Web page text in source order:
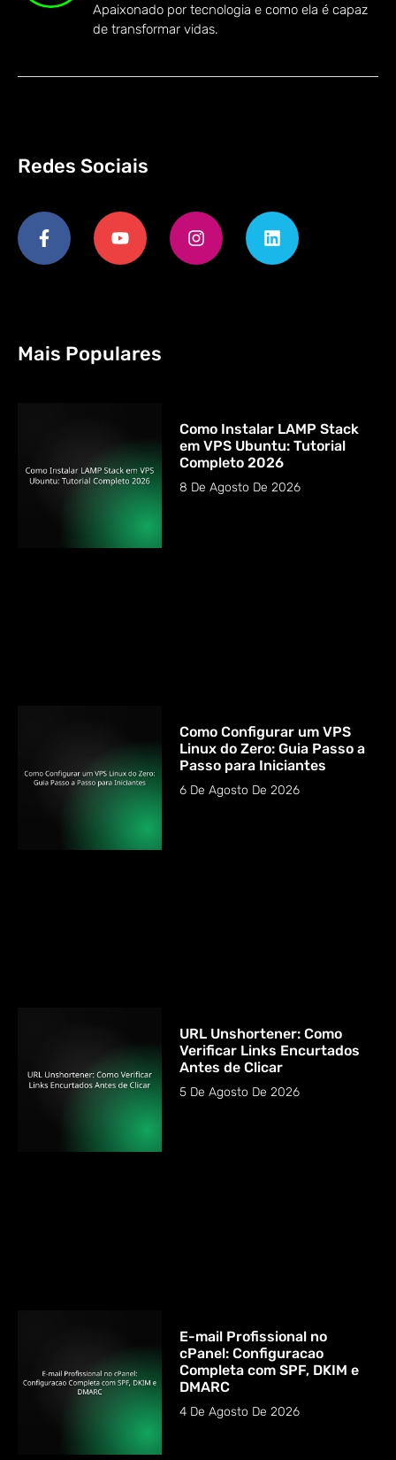
Apaixonado por tecnologia e como ela é capaz
de transformar vidas.
Redes Sociais
Mais Populares
Como Instalar LAMP Stack
em VPS Ubuntu: Tutorial
Completo 2026
8 De Agosto De 2026
Como Configurar um VPS
Linux do Zero: Guia Passo a
Passo para Iniciantes
6 De Agosto De 2026
URL Unshortener: Como
Verificar Links Encurtados
Antes de Clicar
5 De Agosto De 2026
E-mail Profissional no
cPanel: Configuracao
Completa com SPF, DKIM e
DMARC
4 De Agosto De 2026